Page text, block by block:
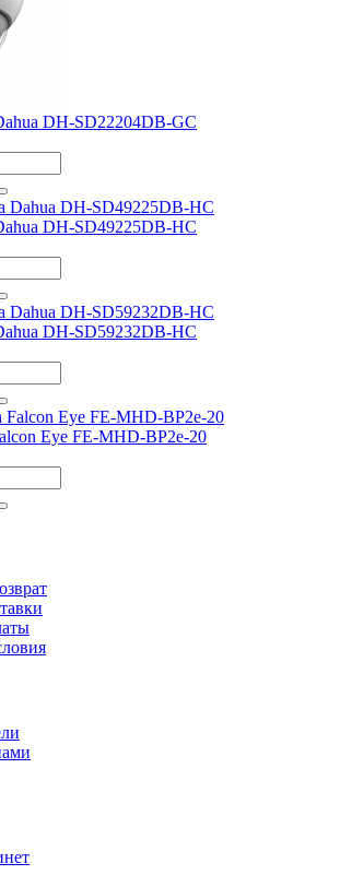
DH-SD22204DB-GC
DH-SD49225DB-HC
DH-SD59232DB-HC
Eye FE-MHD-BP2e-20